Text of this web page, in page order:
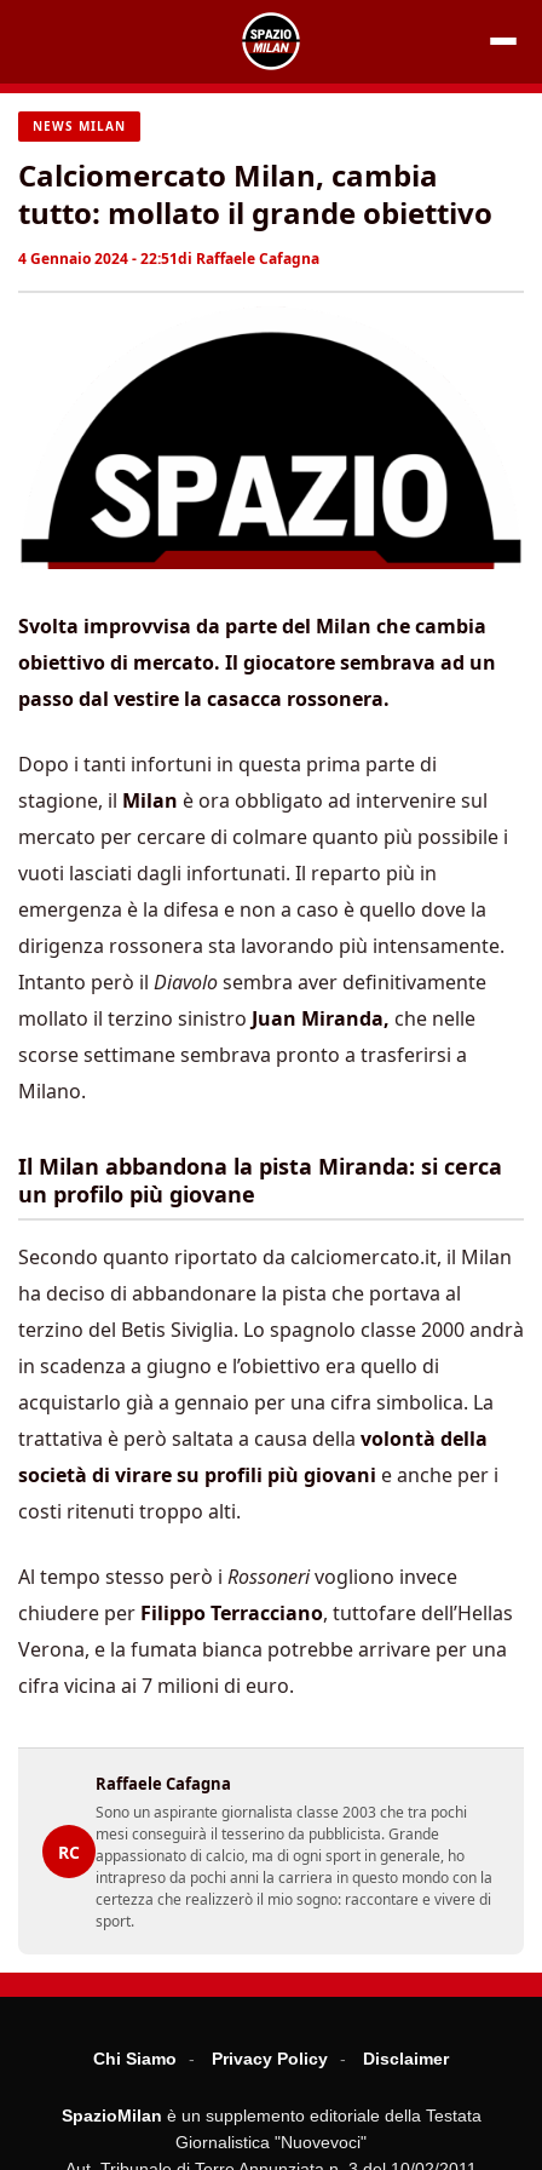
contenuto
NEWS MILAN
Calciomercato Milan, cambia
tutto: mollato il grande obiettivo
4 Gennaio 2024 - 22:51di Raffaele Cafagna
Svolta improvvisa da parte del Milan che cambia
obiettivo di mercato. Il giocatore sembrava ad un
passo dal vestire la casacca rossonera.
Dopo i tanti infortuni in questa prima parte di
stagione, il Milan è ora obbligato ad intervenire sul
mercato per cercare di colmare quanto più possibile i
vuoti lasciati dagli infortunati. Il reparto più in
emergenza è la difesa e non a caso è quello dove la
dirigenza rossonera sta lavorando più intensamente.
Intanto però il Diavolosembra aver definitivamente
mollato il terzino sinistro Juan Miranda, che nelle
scorse settimane sembrava pronto a trasferirsi a
Milano.
Il Milan abbandona la pista Miranda: si cerca
un profilo più giovane
Secondo quanto riportato da calciomercato.it, il Milan
ha deciso di abbandonare la pista che portava al
terzino del Betis Siviglia. Lo spagnolo classe 2000 andrà
in scadenza a giugno e l’obiettivo era quello di
acquistarlo già a gennaio per una cifra simbolica. La
trattativa è però saltata a causa della volontà della
società di virare su profili più giovani e anche per i
costi ritenuti troppo alti.
Al tempo stesso però i Rossonerivogliono invece
chiudere per Filippo Terracciano, tuttofare dell’Hellas
Verona, e la fumata bianca potrebbe arrivare per una
cifra vicina ai 7 milioni di euro.
RC
Raffaele Cafagna
Sono un aspirante giornalista classe 2003 che tra pochi
mesi conseguirà il tesserino da pubblicista. Grande
appassionato di calcio, ma di ogni sport in generale, ho
intrapreso da pochi anni la carriera in questo mondo con la
certezza che realizzerò il mio sogno: raccontare e vivere di
sport.
Chi Siamo Privacy Policy Disclaimer
SpazioMilan è un supplemento editoriale della Testata
Giornalistica "Nuovevoci"